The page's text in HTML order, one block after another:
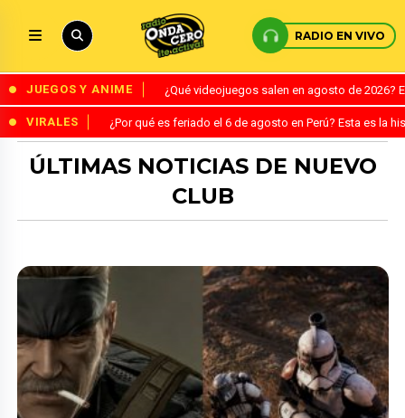
RADIO EN VIVO
JUEGOS Y ANIME ¿Qué videojuegos salen en agosto de
VIRALES ¿Por qué es feriado el 6 de agosto en Perú? Esta es la
ÚLTIMAS NOTICIAS DE NUEVO
CLUB